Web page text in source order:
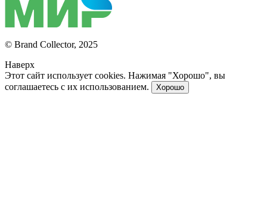
© Brand Collector, 2025
Наверх
Этот сайт использует cookies. Нажимая "Хорошо", вы
соглашаетесь с их использованием.
Хорошо